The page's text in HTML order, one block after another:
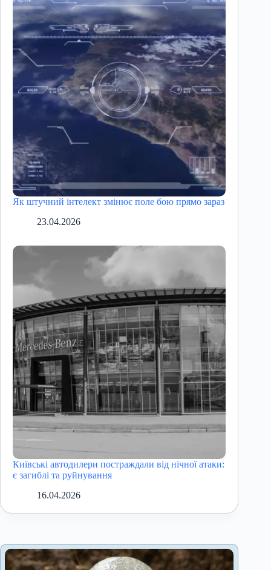
Як штучний інтелект змінює поле бою прямо зараз
23.04.2026
Київські автодилери постраждали від нічної атаки:
є загиблі та руйнування
16.04.2026